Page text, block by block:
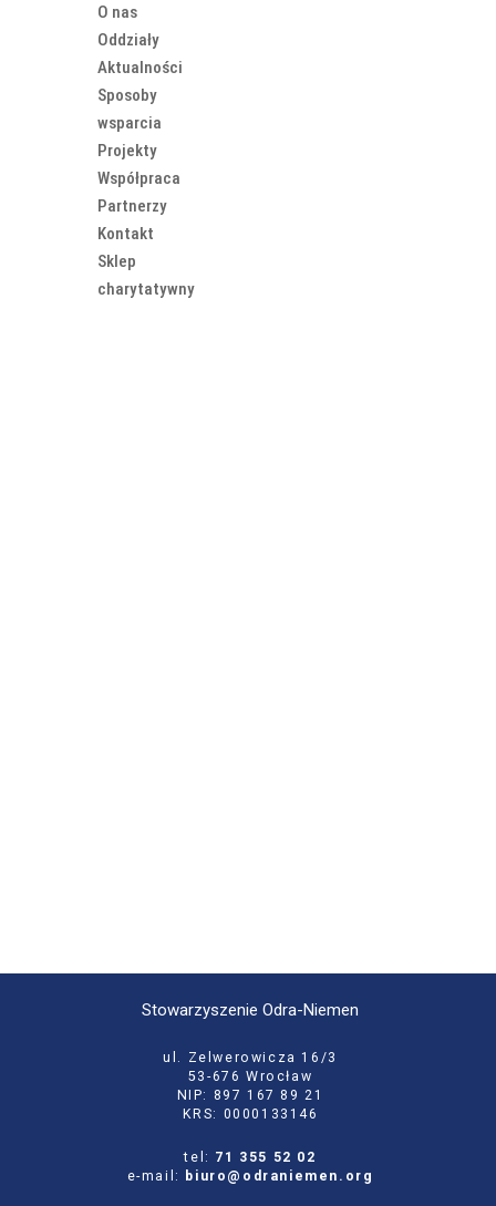
O nas
Oddziały
Aktualności
Sposoby
wsparcia
Projekty
Współpraca
Partnerzy
Kontakt
Sklep
charytatywny
Stowarzyszenie Odra-Niemen
ul. Zelwerowicza 16/3
53-676 Wrocław
NIP: 897 167 89 21
KRS: 0000133146
tel: 71 355 52 02
e-mail:
biuro@odraniemen.org